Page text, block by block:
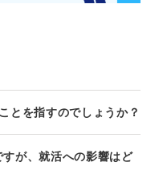
とを指すのでしょうか？
が、就活への影響はど